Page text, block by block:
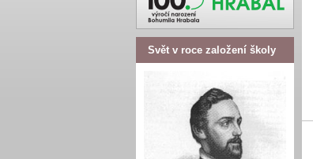
Svět v roce založení školy